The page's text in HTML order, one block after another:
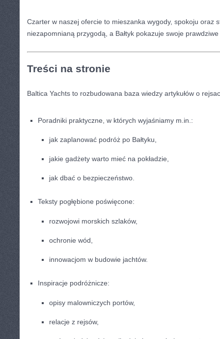
Czarter w naszej ofercie to mieszanka wygody, spokoju oraz
niezapomnianą przygodą, a Bałtyk pokazuje swoje
Treści na stronie
Baltica Yachts to rozbudowana baza wiedzy artykułów o
Poradniki praktyczne, w których wyjaśniamy m.in.:
jak zaplanować podróż po Bałtyku,
jakie gadżety warto mieć na pokładzie,
jak dbać o bezpieczeństwo.
Teksty pogłębione poświęcone:
rozwojowi morskich szlaków,
ochronie wód,
innowacjom w budowie jachtów.
Inspiracje podróżnicze:
opisy malowniczych portów,
relacje z rejsów,